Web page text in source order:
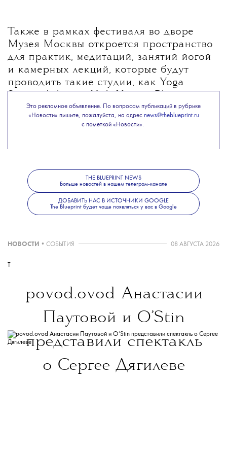
Также в рамках фестиваля во дворе
Музея Москвы откроется пространство
для практик, медитаций, занятий йогой
и камерных лекций, которые будут
проводить такие студии, как Yoga
Стоимость лекции или практики —
500 рублей. Все средства пойдут
Подробнее о программе Veter Spring
Fest можно узнатьздесь.
Это рекламное объявление. По вопросам публикаций в рубрике
«Новости» пишите, пожалуйста, на адрес news@theblueprint.ru
с пометкой «Новости».
THE BLUEPRINT NEWS
Больше новостей в нашем телеграм-канале
ДОБАВИТЬ НАС В ИСТОЧНИКИ GOOGLE
The Blueprint будет чаще появляться у вас в Google
НОВОСТИ • СОБЫТИЯ 08 АВГУСТА 2026
povod.ovod Анастасии
Паутовой и O’Stin
представили спектакль
о Сергее Дягилеве